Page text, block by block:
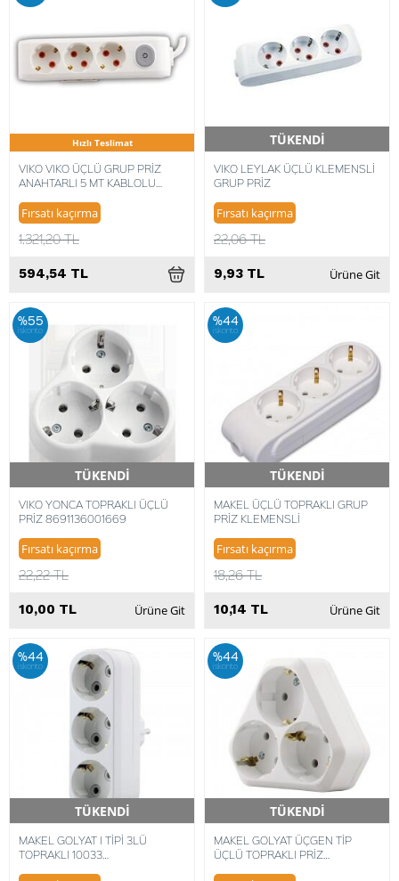
Hızlı Teslimat
VIKO VIKO ÜÇLÜ GRUP PRİZ
ANAHTARLI 5 MT KABLOLU
Fırsatı kaçırma
1.321,20 TL
594,54 TL
TÜKENDİ
Hızlı Teslimat
VIKO LEYLAK ÜÇLÜ KLEMENSLİ
GRUP PRİZ
Fırsatı kaçırma
22,06 TL
9,93 TL Ürüne Git
%55
iskonto
TÜKENDİ
Hızlı Teslimat
VIKO YONCA TOPRAKLI ÜÇLÜ
PRİZ 8691136001669
Fırsatı kaçırma
22,22 TL
10,00 TL Ürüne Git
%44
iskonto
TÜKENDİ
Hızlı Teslimat
MAKEL ÜÇLÜ TOPRAKLI GRUP
PRİZ KLEMENSLİ
Fırsatı kaçırma
18,26 TL
10,14 TL Ürüne Git
%44
iskonto
TÜKENDİ
Hızlı Teslimat
MAKEL GOLYAT I TİPİ 3LÜ
TOPRAKLI 10033
%44
iskonto
TÜKENDİ
Hızlı Teslimat
MAKEL GOLYAT ÜÇGEN TİP
ÜÇLÜ TOPRAKLI PRİZ